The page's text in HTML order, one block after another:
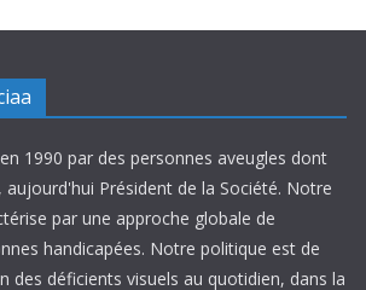
1990 par des personnes aveugles dont
aujourd'hui Président de la Société. Notre
par une approche globale de
handicapées. Notre politique est de
des déficients visuels au quotidien, dans la